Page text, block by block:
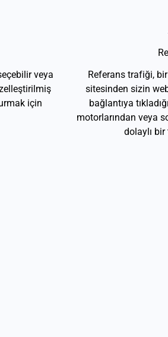
veya
için
Referans trafiği,
sitesinden sizin
bağlantıya
motorlarından veya
dolaylı